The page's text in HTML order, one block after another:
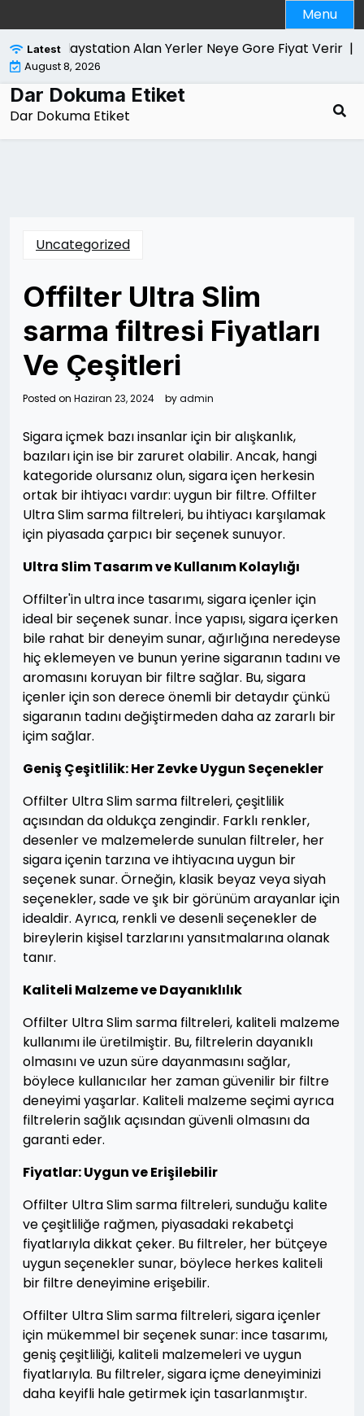
to
content
Menu
Latest
Playstation Alan Yerler Neye Gore Fiyat Verir |
August 8, 2026
Dar Dokuma Etiket
Dar Dokuma Etiket
Uncategorized
Offilter Ultra Slim
sarma filtresi Fiyatları
Ve Çeşitleri
Posted on Haziran 23, 2024 byadmin
Sigara içmek bazı insanlar için bir alışkanlık,
bazıları için ise bir zaruret olabilir. Ancak, hangi
kategoride olursanız olun, sigara içen herkesin
ortak bir ihtiyacı vardır: uygun bir filtre. Offilter
Ultra Slim sarma filtreleri, bu ihtiyacı karşılamak
için piyasada çarpıcı bir seçenek sunuyor.
Ultra Slim Tasarım ve Kullanım Kolaylığı
Offilter'in ultra ince tasarımı, sigara içenler için
ideal bir seçenek sunar. İnce yapısı, sigara içerken
bile rahat bir deneyim sunar, ağırlığına neredeyse
hiç eklemeyen ve bunun yerine sigaranın tadını ve
aromasını koruyan bir filtre sağlar. Bu, sigara
içenler için son derece önemli bir detaydır çünkü
sigaranın tadını değiştirmeden daha az zararlı bir
içim sağlar.
Geniş Çeşitlilik: Her Zevke Uygun Seçenekler
Offilter Ultra Slim sarma filtreleri, çeşitlilik
açısından da oldukça zengindir. Farklı renkler,
desenler ve malzemelerde sunulan filtreler, her
sigara içenin tarzına ve ihtiyacına uygun bir
seçenek sunar. Örneğin, klasik beyaz veya siyah
seçenekler, sade ve şık bir görünüm arayanlar için
idealdir. Ayrıca, renkli ve desenli seçenekler de
bireylerin kişisel tarzlarını yansıtmalarına olanak
tanır.
Kaliteli Malzeme ve Dayanıklılık
Offilter Ultra Slim sarma filtreleri, kaliteli malzeme
kullanımı ile üretilmiştir. Bu, filtrelerin dayanıklı
olmasını ve uzun süre dayanmasını sağlar,
böylece kullanıcılar her zaman güvenilir bir filtre
deneyimi yaşarlar. Kaliteli malzeme seçimi ayrıca
filtrelerin sağlık açısından güvenli olmasını da
garanti eder.
Fiyatlar: Uygun ve Erişilebilir
Offilter Ultra Slim sarma filtreleri, sunduğu kalite
ve çeşitliliğe rağmen, piyasadaki rekabetçi
fiyatlarıyla dikkat çeker. Bu filtreler, her bütçeye
uygun seçenekler sunar, böylece herkes kaliteli
bir filtre deneyimine erişebilir.
Offilter Ultra Slim sarma filtreleri, sigara içenler
için mükemmel bir seçenek sunar: ince tasarımı,
geniş çeşitliliği, kaliteli malzemeleri ve uygun
fiyatlarıyla. Bu filtreler, sigara içme deneyiminizi
daha keyifli hale getirmek için tasarlanmıştır.